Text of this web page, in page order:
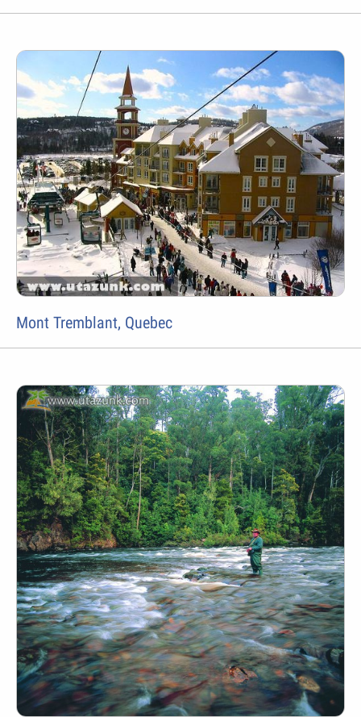
Mont Tremblant, Quebec